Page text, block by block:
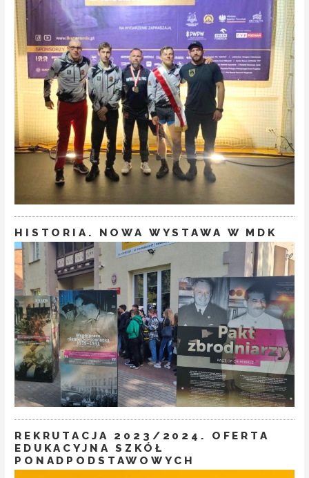
HISTORIA. NOWA WYSTAWA W MDK
REKRUTACJA 2023/2024. OFERTA
EDUKACYJNA SZKÓŁ
PONADPODSTAWOWYCH